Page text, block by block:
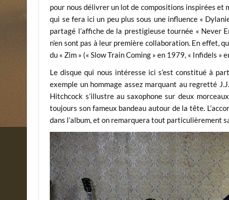
pour nous délivrer un lot de compositions inspirées
qui se fera ici un peu plus sous une influence «
partagé l’affiche de la prestigieuse tournée « Never
n’en sont pas à leur première collaboration. En effet,
du « Zim » (« Slow Train Coming » en 1979, « Infidels
Le disque qui nous intéresse ici s’est constitué à
exemple un hommage assez marquant au regretté
Hitchcock s’illustre au saxophone sur deux
toujours son fameux bandeau autour de la tête.
dans l’album, et on remarquera tout particulièrement